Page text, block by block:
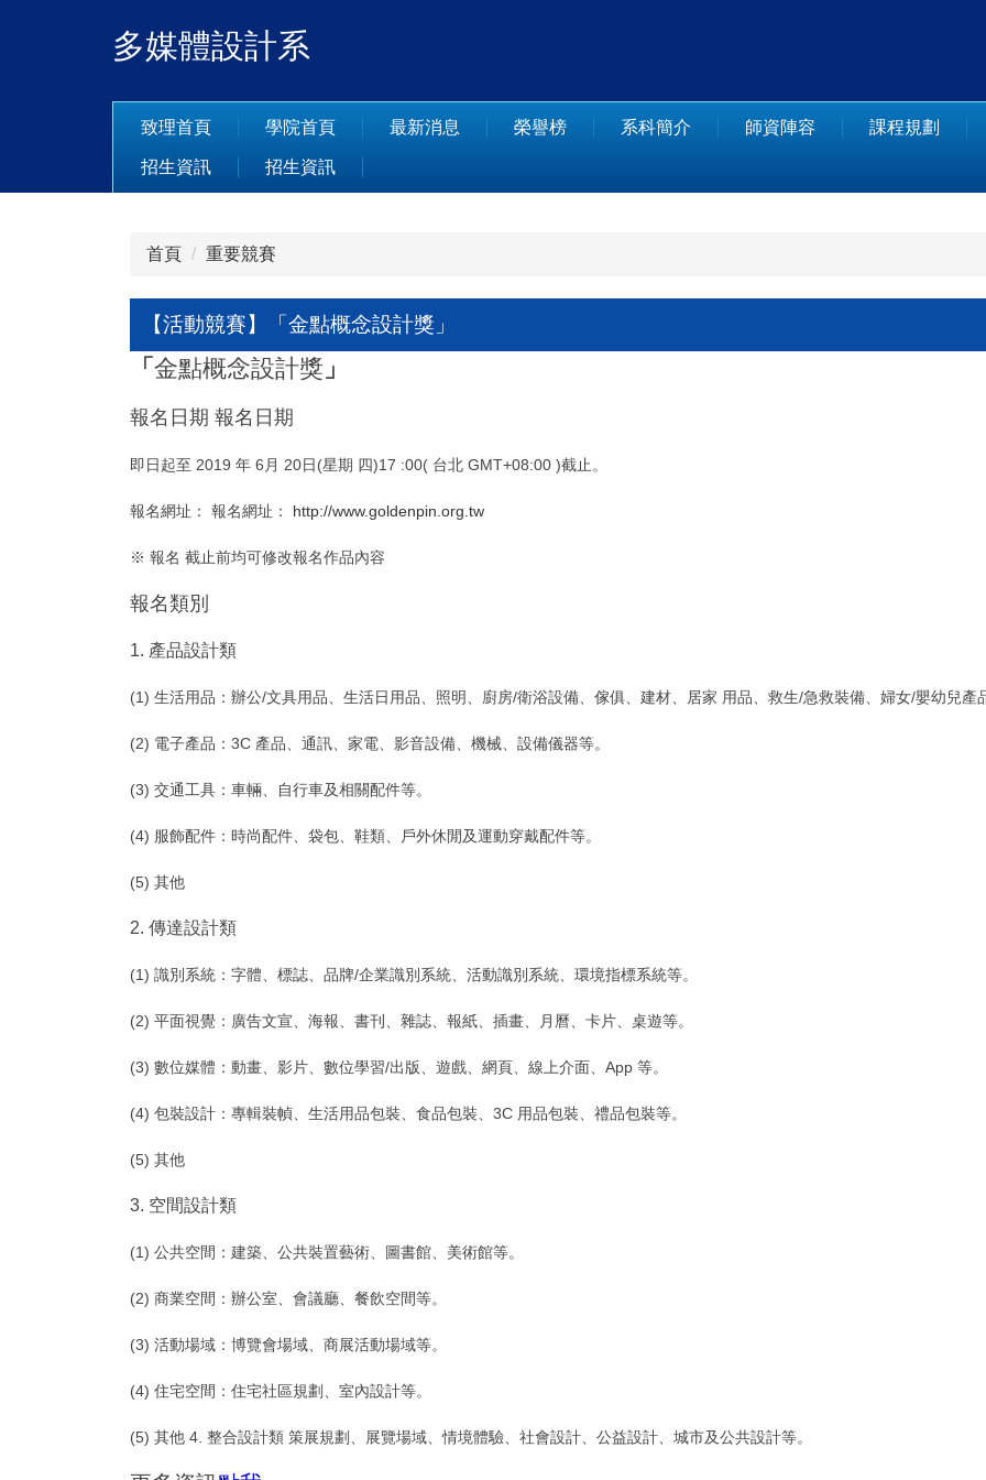
多媒體設計系
致理首頁 學院首頁 最新消息 榮譽榜 系科簡介 師資陣容 課程規劃
招生資訊 招生資訊
首頁 重要競賽
【活動競賽】「金點概念設計獎」
「 金點概念設計獎 」
報名日期 報名日期
即日起至 2019 年 6月 20日(星期 四)17 :00( 台北 GMT+08:00 )截止。
報名網址： 報名網址： http://www.goldenpin.org.tw
※ 報名 截止前均可修改報名作品內容
報名類別
1. 產品設計類
(1) 生活用品：辦公/文具用品、生活日用品、照明、廚房/衛浴設備、傢俱、建材、居家 用品、救生/急救裝備、婦女/嬰幼兒產
(2) 電子產品：3C 產品、通訊、家電、影音設備、機械、設備儀器等。
(3) 交通工具：車輛、自行車及相關配件等。
(4) 服飾配件：時尚配件、袋包、鞋類、戶外休閒及運動穿戴配件等。
(5) 其他
2. 傳達設計類
(1) 識別系統：字體、標誌、品牌/企業識別系統、活動識別系統、環境指標系統等。
(2) 平面視覺：廣告文宣、海報、書刊、雜誌、報紙、插畫、月曆、卡片、桌遊等。
(3) 數位媒體：動畫、影片、數位學習/出版、遊戲、網頁、線上介面、App 等。
(4) 包裝設計：專輯裝幀、生活用品包裝、食品包裝、3C 用品包裝、禮品包裝等。
(5) 其他
3. 空間設計類
(1) 公共空間：建築、公共裝置藝術、圖書館、美術館等。
(2) 商業空間：辦公室、會議廳、餐飲空間等。
(3) 活動場域：博覽會場域、商展活動場域等。
(4) 住宅空間：住宅社區規劃、室內設計等。
(5) 其他 4. 整合設計類 策展規劃、展覽場域、情境體驗、社會設計、公益設計、城市及公共設計等。